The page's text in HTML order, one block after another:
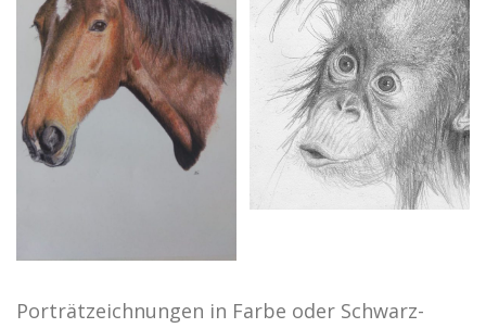
Porträtzeichnungen in Farbe oder Schwarz-